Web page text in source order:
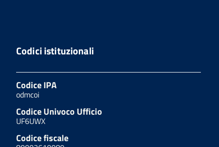
Codici istituzionali
Codice IPA
odmcoi
Codice Univoco Ufficio
UF6UWX
Codice fiscale